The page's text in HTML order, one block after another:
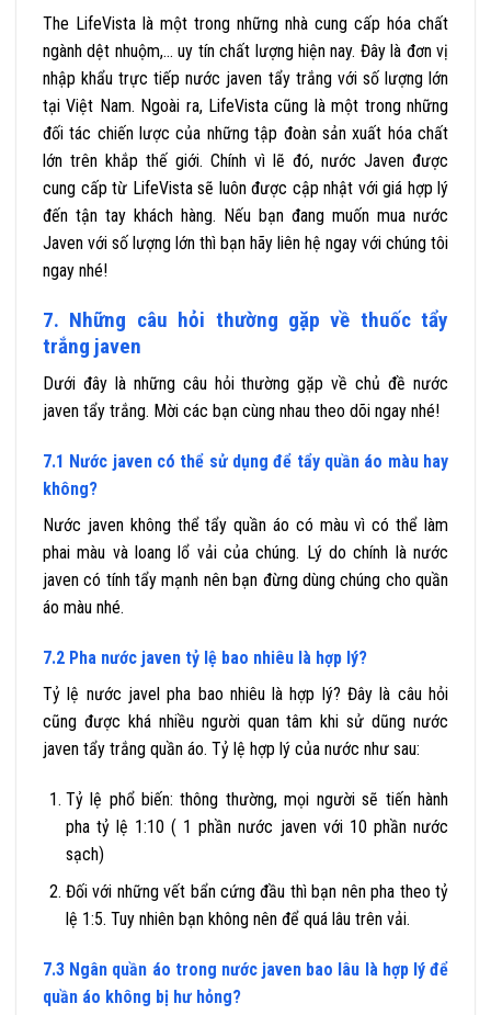
The LifeVista là một trong những nhà cung cấp hóa chất
ngành dệt nhuộm,… uy tín chất lượng hiện nay. Đây là đơn vị
nhập khẩu trực tiếp nước javen tẩy trắng với số lượng lớn
tại Việt Nam. Ngoài ra, LifeVista cũng là một trong những
đối tác chiến lược của những tập đoàn sản xuất hóa chất
lớn trên khắp thế giới. Chính vì lẽ đó, nước Javen được
cung cấp từ LifeVista sẽ luôn được cập nhật với giá hợp lý
đến tận tay khách hàng. Nếu bạn đang muốn mua nước
Javen với số lượng lớn thì bạn hãy liên hệ ngay với chúng tôi
ngay nhé!
7. Những câu hỏi thường gặp về thuốc tẩy
trắng javen
Dưới đây là những câu hỏi thường gặp về chủ đề nước
javen tẩy trắng. Mời các bạn cùng nhau theo dõi ngay nhé!
7.1 Nước javen có thể sử dụng để tẩy quần áo màu hay
không?
Nước javen không thể tẩy quần áo có màu vì có thể làm
phai màu và loang lổ vải của chúng. Lý do chính là nước
javen có tính tẩy mạnh nên bạn đừng dùng chúng cho quần
áo màu nhé.
7.2 Pha nước javen tỷ lệ bao nhiêu là hợp lý?
Tỷ lệ nước javel pha bao nhiêu là hợp lý? Đây là câu hỏi
cũng được khá nhiều người quan tâm khi sử dũng nước
javen tẩy trắng quần áo. Tỷ lệ hợp lý của nước như sau:
Tỷ lệ phổ biến: thông thường, mọi người sẽ tiến hành
pha tỷ lệ 1:10 ( 1 phần nước javen với 10 phần nước
sạch)
Đối với những vết bẩn cứng đầu thì bạn nên pha theo tỷ
lệ 1:5. Tuy nhiên bạn không nên để quá lâu trên vải.
7.3 Ngân quần áo trong nước javen bao lâu là hợp lý để
quần áo không bị hư hỏng?